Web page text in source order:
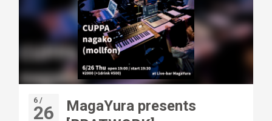
6 /
26
MagaYura presents